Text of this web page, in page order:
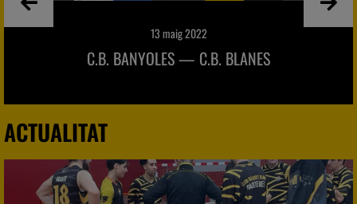
13 maig 2022
C.B. BANYOLES — C.B. BLANES
ACTUALITAT